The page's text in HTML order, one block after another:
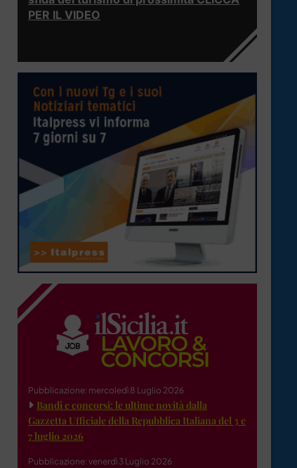
PER IL VIDEO
Pubblicazione: mercoledì 8 Luglio 2026
Bandi e concorsi: le ultime novità dalla
Gazzetta Ufficiale della Repubblica Italiana del 3 e
7 luglio 2026
Pubblicazione: venerdì 3 Luglio 2026